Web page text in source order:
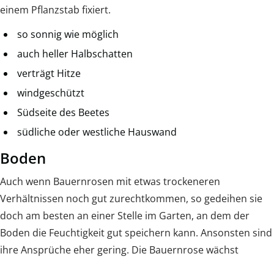
einem Pflanzstab fixiert.
so sonnig wie möglich
auch heller Halbschatten
verträgt Hitze
windgeschützt
Südseite des Beetes
südliche oder westliche Hauswand
Boden
Auch wenn Bauernrosen mit etwas trockeneren
Verhältnissen noch gut zurechtkommen, so gedeihen sie
doch am besten an einer Stelle im Garten, an dem der
Boden die Feuchtigkeit gut speichern kann. Ansonsten sind
ihre Ansprüche eher gering. Die Bauernrose wächst